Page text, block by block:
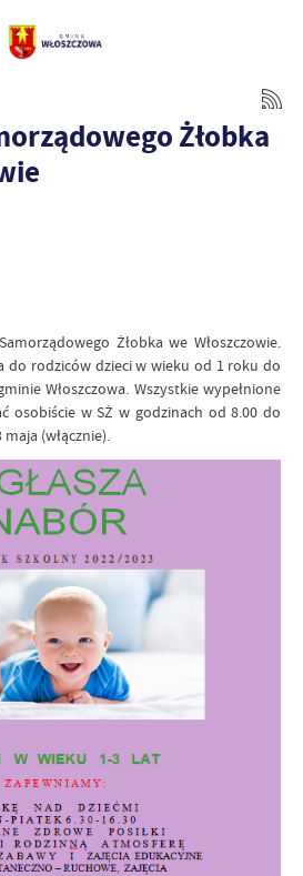
Żłobka
Żłobka we Włoszczowie.
do rodziców dzieci w wieku od 1 roku do
Włoszczowa. Wszystkie wypełnione
osobiście w SŻ w godzinach od 8.00 do
(włącznie).